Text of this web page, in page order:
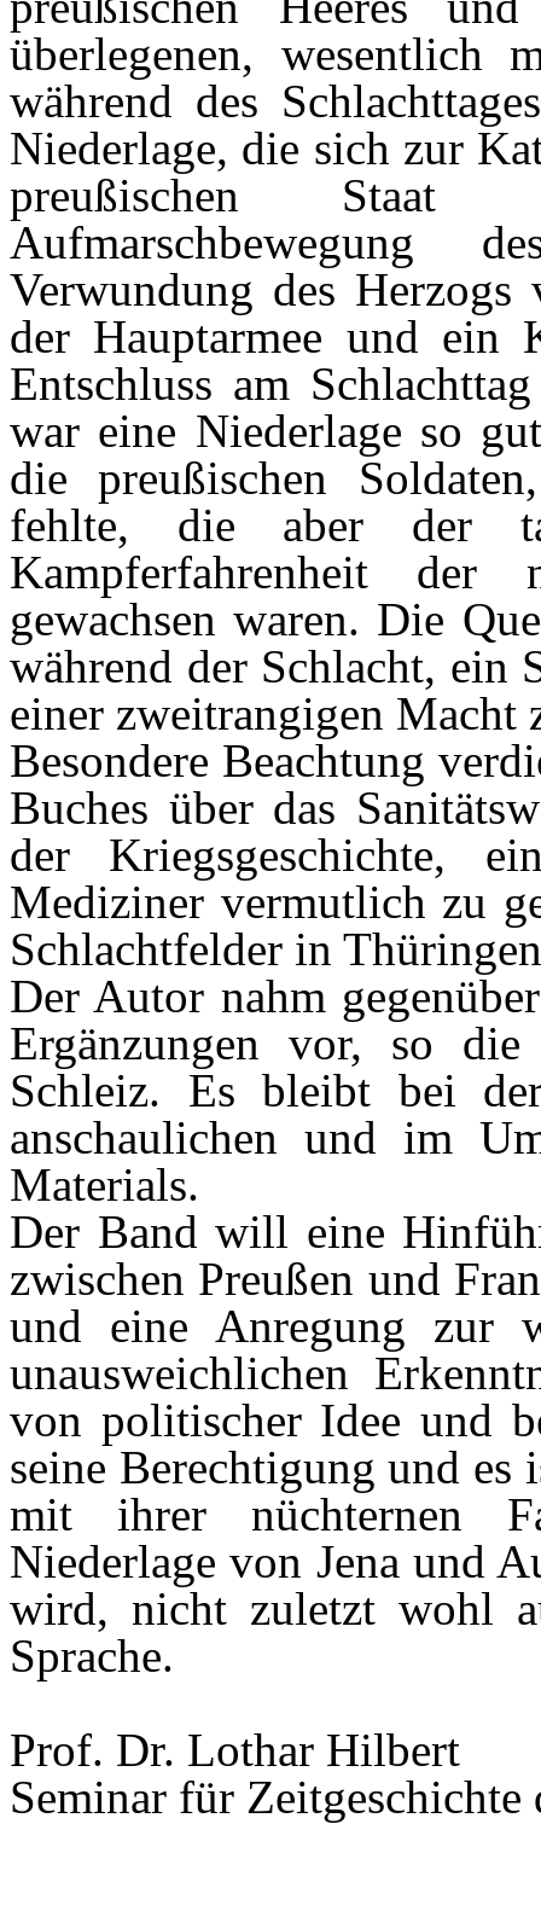
überlegenen, wesentlich
während des
Niederlage, die sich zur
preußischen Staat
Aufmarschbewegung
Verwundung des
der Hauptarmee und
Entschluss am
war eine Niederlage so
die preußischen
fehlte, die aber der
Kampferfahrenheit der
gewachsen waren. Die
während der Schlacht, ein
einer zweitrangigen Macht
Besondere Beachtung
Buches über das
der Kriegsgeschichte,
Mediziner vermutlich zu
Schlachtfelder in
Der Autor nahm
Ergänzungen vor, so
Schleiz. Es bleibt bei
anschaulichen und im
Materials.
Der Band will eine
zwischen Preußen und
und eine Anregung zur
unausweichlichen
von politischer Idee und
seine Berechtigung und es
mit ihrer nüchternen
Niederlage von Jena und
wird, nicht zuletzt wohl
Sprache.
Prof. Dr. Lothar Hilbert
Seminar für